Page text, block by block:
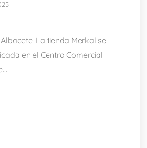
La tienda Merkal se
en el Centro Comercial